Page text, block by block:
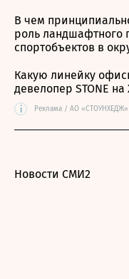
В чем
роль ландшафтного
спортобъектов в
Какую линейку
девелопер STONE
i Реклама / АО «СТОУНХЕДЖ»
Новости СМИ2